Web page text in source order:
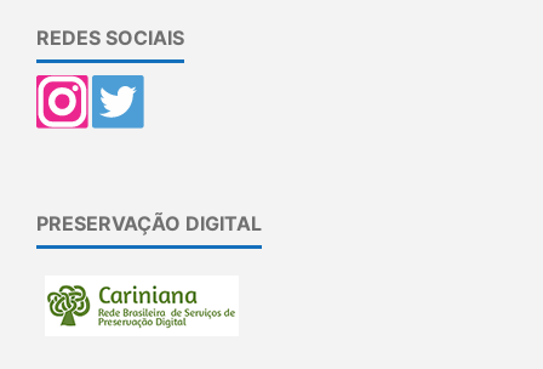
REDES SOCIAIS
PRESERVAÇÃO DIGITAL